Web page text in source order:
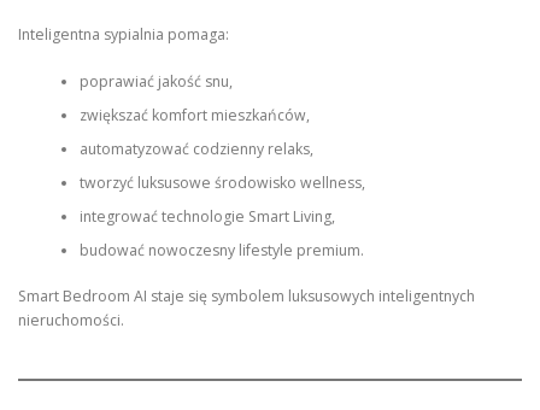
Inteligentna sypialnia pomaga:
poprawiać jakość snu,
zwiększać komfort mieszkańców,
automatyzować codzienny relaks,
tworzyć luksusowe środowisko wellness,
integrować technologie Smart Living,
budować nowoczesny lifestyle premium.
Smart Bedroom AI staje się symbolem luksusowych inteligentnych
nieruchomości.